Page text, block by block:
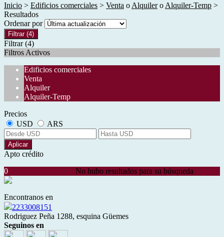
Inicio > Edificios comerciales > Venta o Alquilero Alquiler-Temp >
Resultados
Ordenar por
Filtrar (4)
Filtrar (4)
Filtros Activos
Edificios comerciales
Venta
Alquiler
Alquiler-Temp
Precios
USD
ARS
Aplicar
Apto crédito
No hubo resultados para su búsqueda
0
Encontranos en
2233008151
Rodriguez Peña 1288, esquina Güemes
Seguinos en